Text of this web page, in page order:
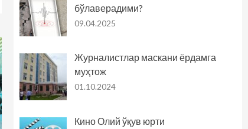
бўлаверадими?
09.04.2025
Журналистлар маскани ёрдамга
муҳтож
01.10.2024
Кино Олий ўқув юрти